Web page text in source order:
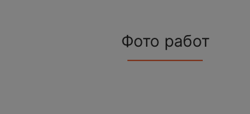
Фото работ